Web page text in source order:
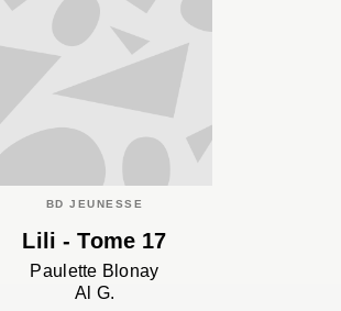
BD JEUNESSE
Lili - Tome 17
Paulette Blonay
Al G.